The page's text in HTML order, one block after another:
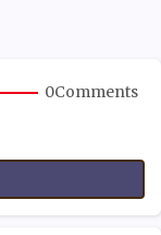
0Comments